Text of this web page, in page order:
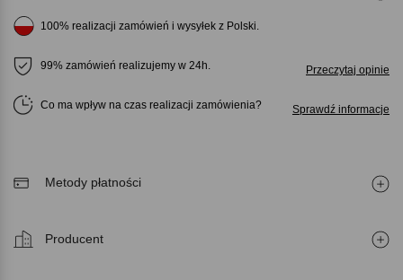
100% realizacji zamówień i wysyłek z Polski.
99% zamówień realizujemy w 24h. Przeczytaj opinie
Co ma wpływ na czas realizacji zamówienia Sprawdź informacje
Metody płatności
Producent